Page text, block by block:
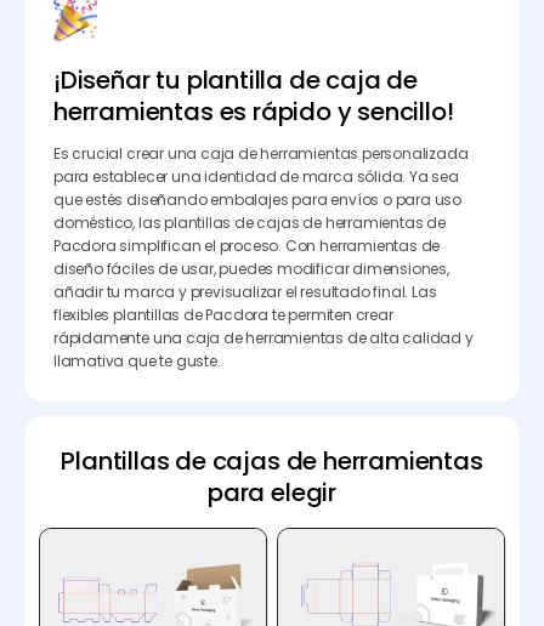
¡Diseñar tu plantilla de caja de
herramientas es rápido y sencillo!
Es crucial crear una caja de herramientas personalizada
para establecer una identidad de marca sólida. Ya sea
que estés diseñando embalajes para envíos o para uso
doméstico, las plantillas de cajas de herramientas de
Pacdora simplifican el proceso. Con herramientas de
diseño fáciles de usar, puedes modificar dimensiones,
añadir tu marca y previsualizar el resultado final. Las
flexibles plantillas de Pacdora te permiten crear
rápidamente una caja de herramientas de alta calidad y
llamativa que te guste.
Plantillas de cajas de herramientas
para elegir